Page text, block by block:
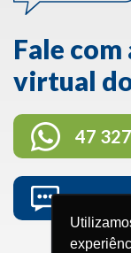
Fale
virtual
47